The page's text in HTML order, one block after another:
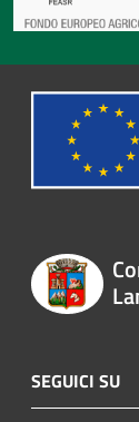
SEGUICI SU